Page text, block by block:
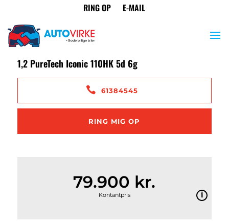
Tilbage til søgeresultat
Citroën C4 Cactus
1,2 PureTech Iconic 110HK 5d 6g
61384545
RING MIG OP
79.900 kr.
Kontantpris